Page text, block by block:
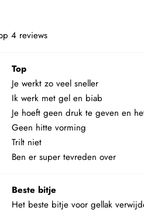
4 reviews
Top
Je werkt zo veel sneller
Ik werk met gel en biab
Je hoeft geen druk te geven en
Geen hitte vorming
Trilt niet
Ben er super tevreden over
Beste bitje
Het beste bitje voor gellak